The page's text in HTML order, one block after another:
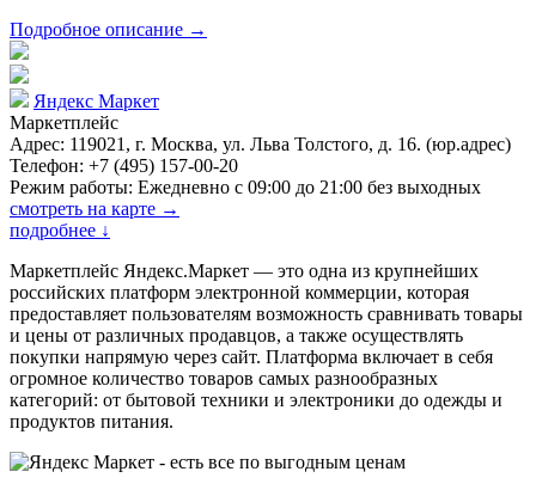
Подробное описание →
Яндекс Маркет
Маркетплейс
Адрес: 119021, г. Москва, ул. Льва Толстого, д. 16. (юр.адрес)
Телефон: +7 (495) 157-00-20
Режим работы: Ежедневно с 09:00 до 21:00 без выходных
смотреть на карте →
подробнее ↓
Маркетплейс Яндекс.Маркет — это одна из крупнейших
российских платформ электронной коммерции, которая
предоставляет пользователям возможность сравнивать товары
и цены от различных продавцов, а также осуществлять
покупки напрямую через сайт. Платформа включает в себя
огромное количество товаров самых разнообразных
категорий: от бытовой техники и электроники до одежды и
продуктов питания.